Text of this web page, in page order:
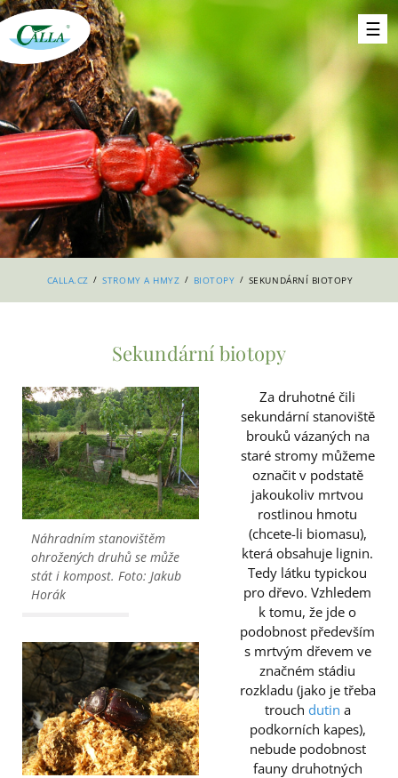
CALLA.CZ / STROMY A HMYZ / BIOTOPY / SEKUNDÁRNÍ BIOTOPY
Sekundární biotopy
Náhradním stanovištěm
ohrožených druhů se může
stát i kompost. Foto: Jakub
Horák
Za druhotné čili
sekundární stanoviště
brouků vázaných na
staré stromy můžeme
označit v podstatě
jakoukoliv mrtvou
rostlinou hmotu
(chcete-li biomasu),
která obsahuje lignin.
Tedy látku typickou
pro dřevo. Vzhledem
k tomu, že jde o
podobnost především
s mrtvým dřevem ve
značném stádiu
rozkladu (jako je třeba
trouch dutin a
podkorních kapes),
nebude podobnost
fauny druhotných